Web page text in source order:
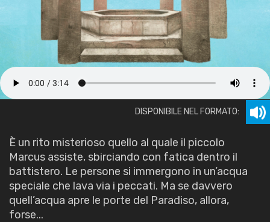
DISPONIBILE NEL FORMATO:
È un rito misterioso quello al quale il piccolo
Marcus assiste, sbirciando con fatica dentro il
battistero. Le persone si immergono in un’acqua
speciale che lava via i peccati. Ma se davvero
quell’acqua apre le porte del Paradiso, allora,
forse...